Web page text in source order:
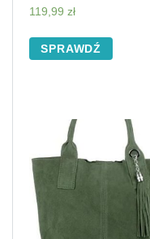
119,99 zł
SPRAWDŹ